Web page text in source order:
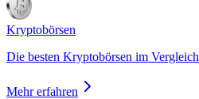
Kryptobörsen
Die besten Kryptobörsen im Vergleich
Mehr erfahren